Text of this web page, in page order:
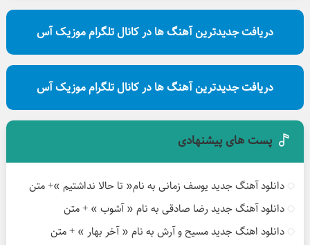
دریافت جدیدترین آهنگ ها در کانال تلگرام موزیک آس
دریافت جدیدترین آهنگ ها در کانال تلگرام موزیک آس
پست های پیشنهادی
دانلود آهنگ جدید یوسف زمانی به نام« تا حالا نداشتیم »+ متن
دانلود آهنگ جدید رضا صادقی به نام « آشوب » + متن
دانلود اهنگ جدید مسیح و آرش به نام « آخر بهار » + متن